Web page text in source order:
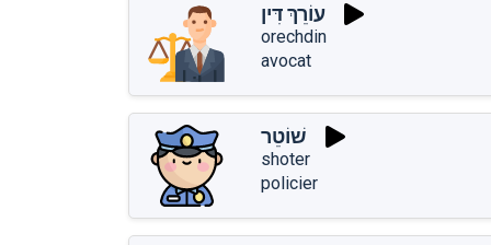
עוֹרֵךְ דִּין
orechdin
avocat
שׁוֹטֵר
shoter
policier